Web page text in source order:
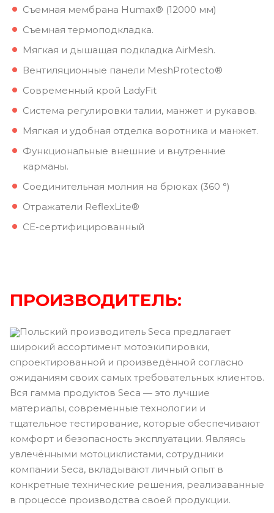
Съемная мембрана Humax® (12000 мм)
Съемная термоподкладка.
Мягкая и дышащая подкладка AirMesh.
Вентиляционные панели MeshProtecto®
Современный крой LadyFit
Система регулировки талии, манжет и рукавов.
Мягкая и удобная отделка воротника и манжет.
Функциональные внешние и внутренние
карманы.
Соединительная молния на брюках (360 °)
Отражатели ReflexLite®
CE-сертифицированный
ПРОИЗВОДИТЕЛЬ:
Польский производитель Seca предлагает
широкий ассортимент мотоэкипировки,
спроектированной и произведённой согласно
ожиданиям своих самых требовательных клиентов.
Вся гамма продуктов Seca — это лучшие
материалы, современные технологии и
тщательное тестирование, которые обеспечивают
комфорт и безопасность эксплуатации. Являясь
увлечёнными мотоциклистами, сотрудники
компании Seca, вкладывают личный опыт в
конкретные технические решения, реализаванные
в процессе производства своей продукции.